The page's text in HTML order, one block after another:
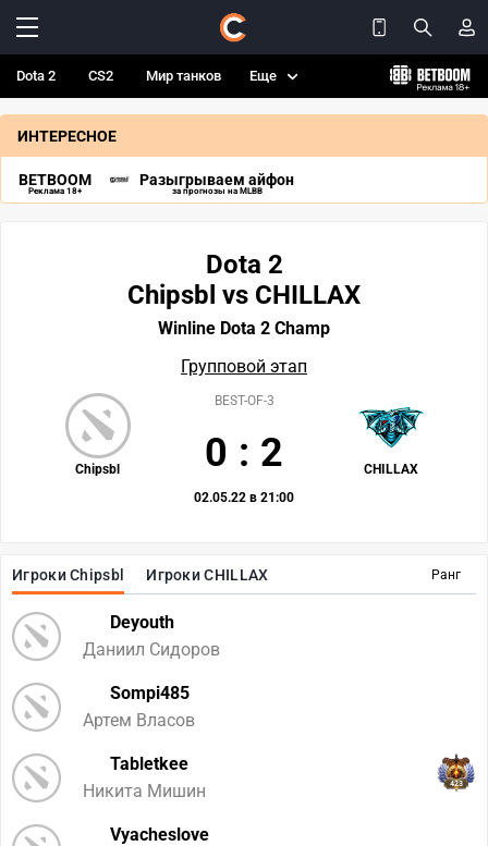
Dota 2 CS2 Мир танков Еще
ИНТЕРЕСНОЕ
BETBOOM
Реклама 18+
Разыгрываем айфон
за прогнозы на MLBB
Ранг
Игроки Chipsbl Игроки CHILLAX
Deyouth
Даниил Сидоров
Sompi485
Артем Власов
Tabletkee
Никита Мишин
423
Vyacheslove
Dota 2
Chipsbl vs CHILLAX
Winline Dota 2 Champ
Групповой этап
Chipsbl CHILLAX
BEST-OF-3
0 : 2
02.05.22 в 21:00